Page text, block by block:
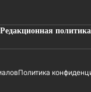
Редакционная политика
Политика